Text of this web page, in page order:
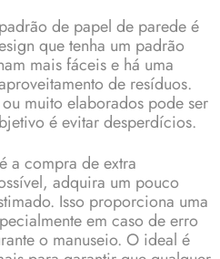
de papel de parede é
que tenha um padrão
mais fáceis e há uma
de resíduos.
muito elaborados pode ser
é evitar desperdícios.
a compra de extra
adquira um pouco
Isso proporciona uma
em caso de erro
o manuseio. O ideal é